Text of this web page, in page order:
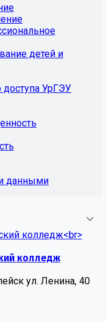
детей и
доступа УрГЭУ
данными
колледж
ул. Ленина, 40